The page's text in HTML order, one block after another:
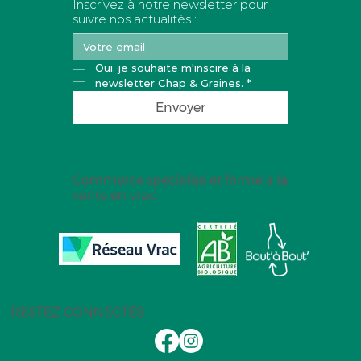
Inscrivez à notre newsletter pour
suivre nos actualités :
Oui, je souhaite m'inscire à la
newsletter Chap & Graines. *
Envoyer
RESTEZ CONNECTÉS
Commerce spécialisé et formé à la
vente en vrac.